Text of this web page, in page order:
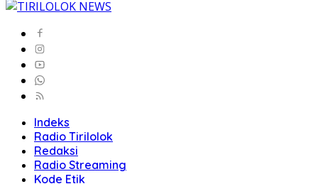
Indeks
Radio Tirilolok
Redaksi
Radio Streaming
Kode Etik